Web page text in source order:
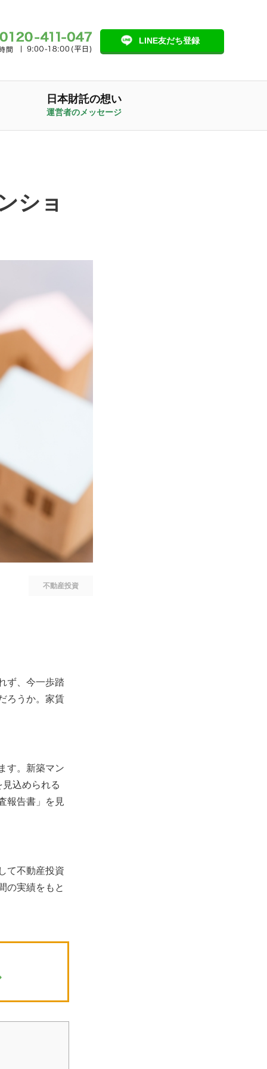
LINE友だち登録
日本財託の想い
運営者のメッセージ
ショ
不動産投資
ず、今一歩踏
ろうか。家賃
す。新築マン
込められる
報告書」を見
て不動産投資
の実績をもと